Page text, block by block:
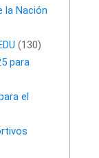
la Nación
(130)
para
el